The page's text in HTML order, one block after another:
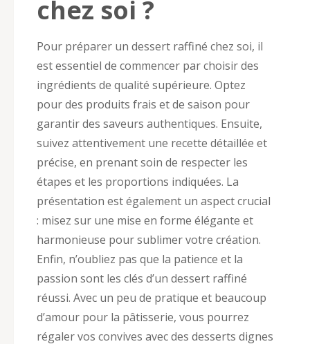
chez soi ?
Pour préparer un dessert raffiné chez soi, il
est essentiel de commencer par choisir des
ingrédients de qualité supérieure. Optez
pour des produits frais et de saison pour
garantir des saveurs authentiques. Ensuite,
suivez attentivement une recette détaillée et
précise, en prenant soin de respecter les
étapes et les proportions indiquées. La
présentation est également un aspect crucial
: misez sur une mise en forme élégante et
harmonieuse pour sublimer votre création.
Enfin, n’oubliez pas que la patience et la
passion sont les clés d’un dessert raffiné
réussi. Avec un peu de pratique et beaucoup
d’amour pour la pâtisserie, vous pourrez
régaler vos convives avec des desserts dignes